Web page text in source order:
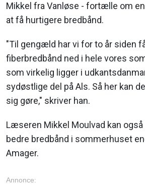
Mikkel fra Vanløse - fortælle om
at få hurtigere bredbånd.
"Til gengæld har vi for to år siden
fiberbredbånd ned i hele vores
som virkelig ligger i
sydøstlige del på Als. Så her kan
sig gøre," skriver han.
Læseren Mikkel Moulvad kan også
bedre bredbånd i sommerhuset
Amager.
Annonce: